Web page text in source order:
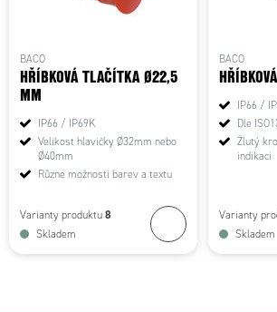
BACO
HŘÍBKOVÁ TLAČÍTKA Ø22,5
MM
IP66 / IP69K
Velikost hlavičky Ø32mm nebo
Ø40mm
Různe možnosti barev a textu
Varianty produktu 8
Skladem
BACO
IP66 /
Dle
Žlutý
indikaci
Varianty
Skladem